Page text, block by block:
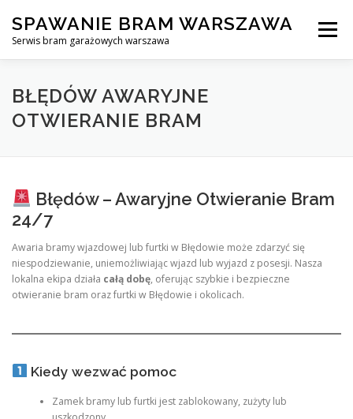
content
SPAWANIE BRAM WARSZAWA
Serwis bram garażowych warszawa
Menu
SPAWANIE BRAM GARAŻOWYCH I OGRODZEŃ WARSZAWA
BŁĘDÓW AWARYJNE
OTWIERANIE BRAM
Błędów – Awaryjne Otwieranie Bram
24/7
Awaria bramy wjazdowej lub furtki w Błędowie może zdarzyć się
niespodziewanie, uniemożliwiając wjazd lub wyjazd z posesji. Nasza
lokalna ekipa działa całą dobę, oferując szybkie i bezpieczne
otwieranie bram oraz furtki w Błędowie i okolicach.
Kiedy wezwać pomoc
Zamek bramy lub furtki jest zablokowany, zużyty lub